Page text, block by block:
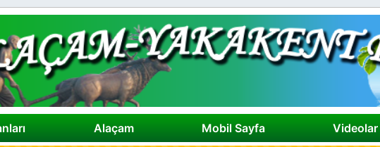
Alaçam Mobil Sayfa Videolar